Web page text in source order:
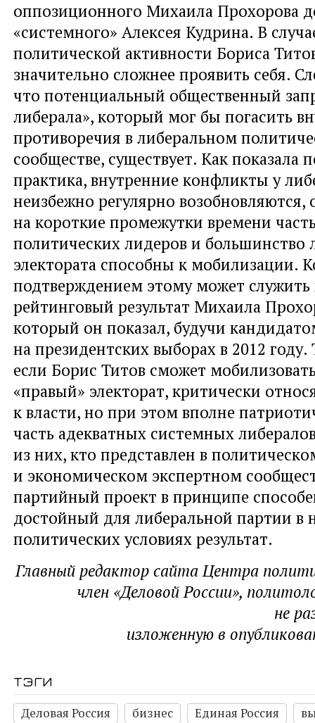
оппозиционного Михаила Прохорова
«системного» Алексея Кудрина. В
политической активности Бориса
значительно сложнее проявить себя.
что потенциальный общественный
либерала», который мог бы погасить
противоречия в либеральном
сообществе, существует. Как показала
практика, внутренние конфликты у
неизбежно регулярно возобновляются,
на короткие промежутки времени
политических лидеров и большинство
электората способны к мобилизации.
подтверждением этому может
рейтинговый результат Михаила
который он показал, будучи
на президентских выборах в 2012
если Борис Титов сможет
«правый» электорат, критически
к власти, но при этом вполне
часть адекватных системных
из них, кто представлен в
и экономическом экспертном
партийный проект в принципе
достойный для либеральной партии
политических условиях результат.
Главный редактор сайта Центра
член «Деловой России»,
не
изложенную в
тэги
Деловая Россия бизнес Единая Россия